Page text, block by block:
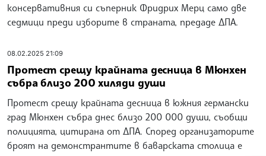
консервативния си съперник Фридрих Мерц само две
седмици преди изборите в страната, предаде ДПА.
08.02.2025 21:09
Протест срещу крайната десница в Мюнхен
събра близо 200 хиляди души
Протест срещу крайната десница в южния германски
град Мюнхен събра днес близо 200 000 души, съобщи
полицията, цитирана от ДПА. Според организаторите
броят на демонстрантите в баварската столица е